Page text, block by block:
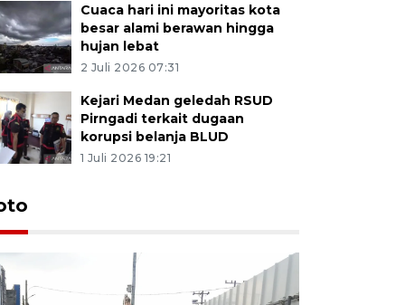
Cuaca hari ini mayoritas kota
besar alami berawan hingga
hujan lebat
2 Juli 2026 07:31
Kejari Medan geledah RSUD
Pirngadi terkait dugaan
korupsi belanja BLUD
1 Juli 2026 19:21